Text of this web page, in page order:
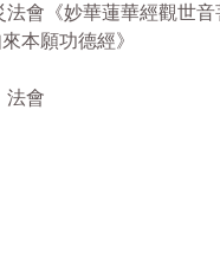
會《妙華蓮華經觀世音
本願功德經》
法會